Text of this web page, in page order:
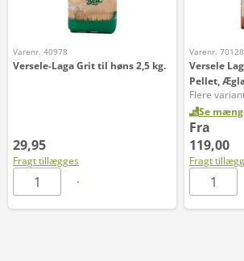
Varenr. 40978
Versele-Laga Grit til høns 2,5 kg.
29,95
Fragt tillægges
Varenr.
Versele
Pellet,
Flere
Se
Fra
119,00
Fragt